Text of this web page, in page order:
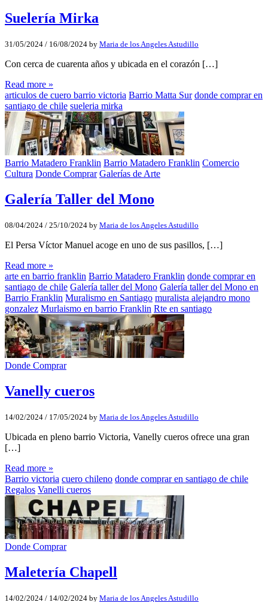
Suelería Mirka
31/05/2024 / 16/08/2024 by Maria de los Angeles Astudillo
Con cerca de cuarenta años y ubicada en el corazón […]
Read more »
articulos de cuero barrio victoria Barrio Matta Sur donde comprar en
santiago de chile sueleria mirka
Barrio Matadero Franklin Barrio Matadero Franklin Comercio
Cultura Donde Comprar Galerías de Arte
Galería Taller del Mono
08/04/2024 / 25/10/2024 by Maria de los Angeles Astudillo
El Persa Víctor Manuel acoge en uno de sus pasillos, […]
Read more »
arte en barrio franklin Barrio Matadero Franklin donde comprar en
santiago de chile Galería taller del Mono Galería taller del Mono en
Barrio Franklin Muralismo en Santiago muralista alejandro mono
gonzalez Murlaismo en barrio Franklin Rte en santiago
Donde Comprar
Vanelly cueros
14/02/2024 / 17/05/2024 by Maria de los Angeles Astudillo
Ubicada en pleno barrio Victoria, Vanelly cueros ofrece una gran
[…]
Read more »
Barrio victoria cuero chileno donde comprar en santiago de chile
Regalos Vanelli cueros
Donde Comprar
Maletería Chapell
14/02/2024 / 14/02/2024 by Maria de los Angeles Astudillo